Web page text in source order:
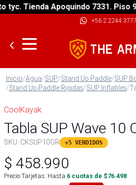
Tienda Apoquindo 7331. Piso 9.
+56 2 2244 3777
Inicio/Agua/SUP/Stand Up Paddle/SUP
/Stand Up Paddle Rigidas/SUP Inflables/
CoolKayak
Tabla SUP Wave 10
SKU: CKSUP10GR +5 VENDIDOS
$ 458.990
Precio Tarjetas: Hasta 6 cuotas de $76.498